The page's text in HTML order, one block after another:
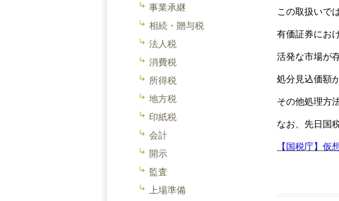
この取扱いで
有価証券にお
活発な市場が
処分見込価額
その他処理方
なお、先日国
【国税庁】仮
事業承継
相続・贈与税
法人税
消費税
所得税
地方税
印紙税
会計
開示
監査
上場準備